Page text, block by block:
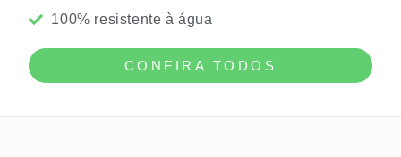
100% resistente à água
CONFIRA TODOS